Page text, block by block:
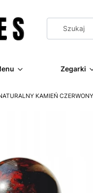
Zegarki
KAMIEŃ